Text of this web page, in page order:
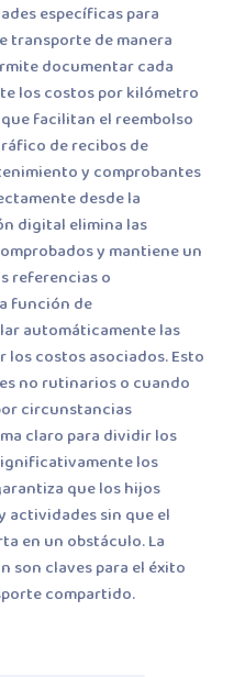
específicas para
transporte de manera
documentar cada
los costos por kilómetro
facilitan el reembolso
de recibos de
y comprobantes
desde la
digital elimina las
y mantiene un
referencias o
función de
automáticamente las
costos asociados. Esto
no rutinarios o cuando
circunstancias
claro para dividir los
los
que los hijos
actividades sin que el
en un obstáculo. La
son claves para el éxito
compartido.